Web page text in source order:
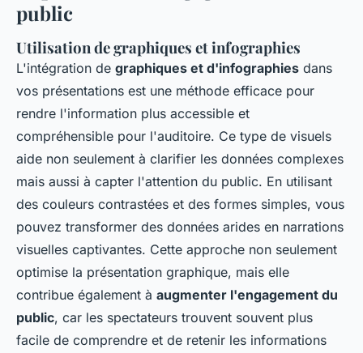
public
Utilisation de graphiques et infographies
L'intégration de graphiques et d'infographies dans
vos présentations est une méthode efficace pour
rendre l'information plus accessible et
compréhensible pour l'auditoire. Ce type de visuels
aide non seulement à clarifier les données complexes
mais aussi à capter l'attention du public. En utilisant
des couleurs contrastées et des formes simples, vous
pouvez transformer des données arides en narrations
visuelles captivantes. Cette approche non seulement
optimise la présentation graphique, mais elle
contribue également à augmenter l'engagement du
public, car les spectateurs trouvent souvent plus
facile de comprendre et de retenir les informations